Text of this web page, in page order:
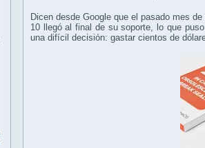
Dicen desde Google que el pasado mes
10 llegó al final de su soporte, lo que
una difícil decisión: gastar cientos de